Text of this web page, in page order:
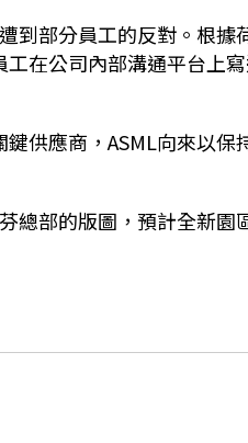
到部分員工的反對。根
在公司內部溝通平台上
供應商，ASML向來以
總部的版圖，預計全新